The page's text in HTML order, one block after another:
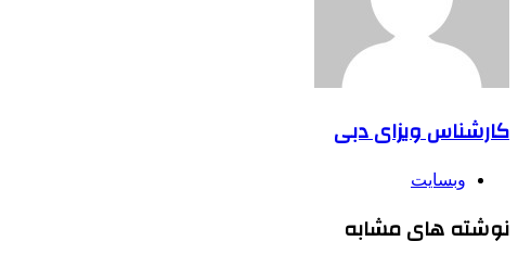
کارشناس ویزای دبی
وبسایت
نوشته های مشابه